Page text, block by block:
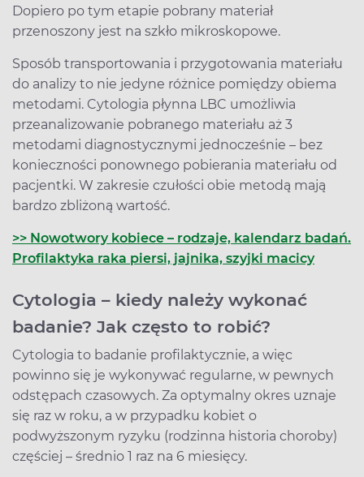
Dopiero po tym etapie pobrany materiał
przenoszony jest na szkło mikroskopowe.
Sposób transportowania i przygotowania materiału
do analizy to nie jedyne różnice pomiędzy obiema
metodami. Cytologia płynna LBC umożliwia
przeanalizowanie pobranego materiału aż 3
metodami diagnostycznymi jednocześnie – bez
konieczności ponownego pobierania materiału od
pacjentki. W zakresie czułości obie metodą mają
bardzo zbliżoną wartość.
>> Nowotwory kobiece – rodzaje, kalendarz badań.
Profilaktyka raka piersi, jajnika, szyjki macicy
Cytologia – kiedy należy wykonać
badanie? Jak często to robić?
Cytologia to badanie profilaktycznie, a więc
powinno się je wykonywać regularne, w pewnych
odstępach czasowych. Za optymalny okres uznaje
się raz w roku, a w przypadku kobiet o
podwyższonym ryzyku (rodzinna historia choroby)
częściej – średnio 1 raz na 6 miesięcy.